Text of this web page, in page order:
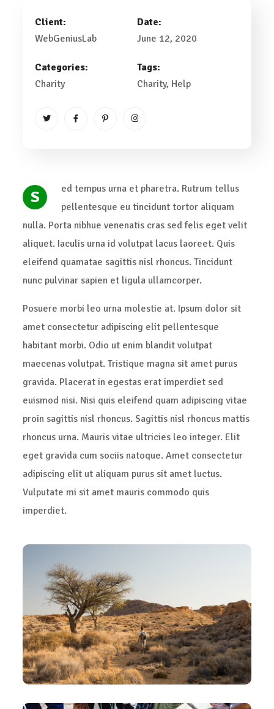
S
ed tempus urna et pharetra. Rutrum tellus
pellentesque eu tincidunt tortor aliquam
nulla. Porta nibhue venenatis cras sed felis eget velit
aliquet. Iaculis urna id volutpat lacus laoreet. Quis
eleifend quamatae sagittis nisl rhoncus. Tincidunt
nunc pulvinar sapien et ligula ullamcorper.
Posuere morbi leo urna molestie at. Ipsum dolor sit
amet consectetur adipiscing elit pellentesque
habitant morbi. Odio ut enim blandit volutpat
maecenas volutpat. Tristique magna sit amet purus
gravida. Placerat in egestas erat imperdiet sed
euismod nisi. Nisi quis eleifend quam adipiscing vitae
proin sagittis nisl rhoncus. Sagittis nisl rhoncus mattis
rhoncus urna. Mauris vitae ultricies leo integer. Elit
eget gravida cum sociis natoque. Amet consectetur
adipiscing elit ut aliquam purus sit amet luctus.
Vulputate mi sit amet mauris commodo quis
imperdiet.
Client:
WebGeniusLab
Date:
June 12, 2020
Categories:
Charity
Tags:
Charity, Help